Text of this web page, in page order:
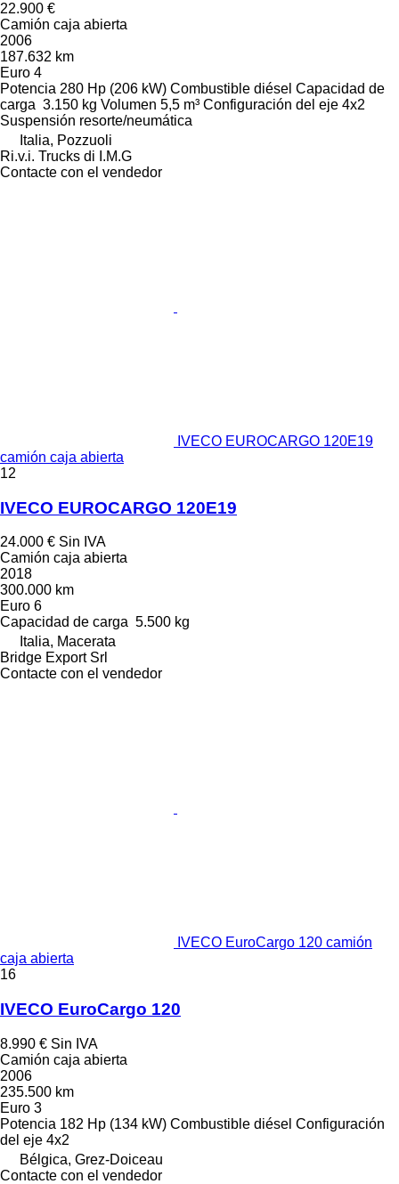
22.900 €
Camión caja abierta
2006
187.632 km
Euro 4
Potencia 280 Hp (206 kW) Combustible diésel Capacidad de
carga 3.150 kg Volumen 5,5 m³ Configuración del eje 4x2
Suspensión resorte/neumática
Italia, Pozzuoli
Ri.v.i. Trucks di I.M.G
Contacte con el vendedor
IVECO EUROCARGO 120E19
camión caja abierta
12
IVECO EUROCARGO 120E19
24.000 € Sin IVA
Camión caja abierta
2018
300.000 km
Euro 6
Capacidad de carga 5.500 kg
Italia, Macerata
Bridge Export Srl
Contacte con el vendedor
IVECO EuroCargo 120 camión
caja abierta
16
IVECO EuroCargo 120
8.990 € Sin IVA
Camión caja abierta
2006
235.500 km
Euro 3
Potencia 182 Hp (134 kW) Combustible diésel Configuración
del eje 4x2
Bélgica, Grez-Doiceau
Contacte con el vendedor